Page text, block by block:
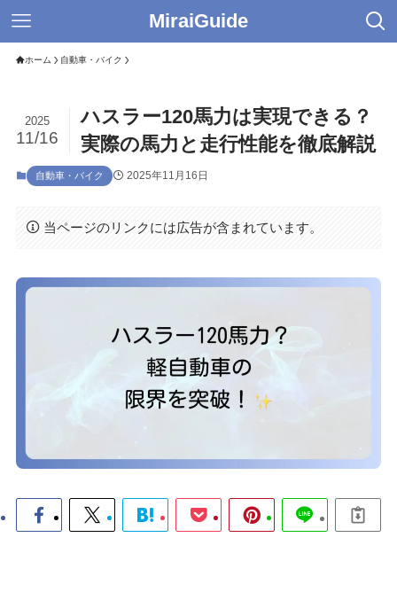
MiraiGuide
ホーム 自動車・バイク
ハスラー120馬力は実現できる？
実際の馬力と走行性能を徹底解説
2025
11/16
自動車・バイク 2025年11月16日
当ページのリンクには広告が含まれています。